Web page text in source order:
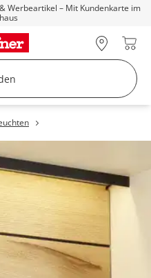
Werbeartikel – Mit Kundenkarte im